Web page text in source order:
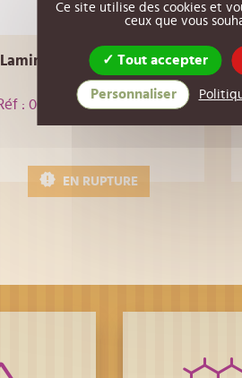
Laminoir à cylindres lisses
310mm
: 00CI25
760,00 €HT
EN RUPTURE
Ce site utilise des cookies et
ceux que vous
Tout accepter
Personnaliser